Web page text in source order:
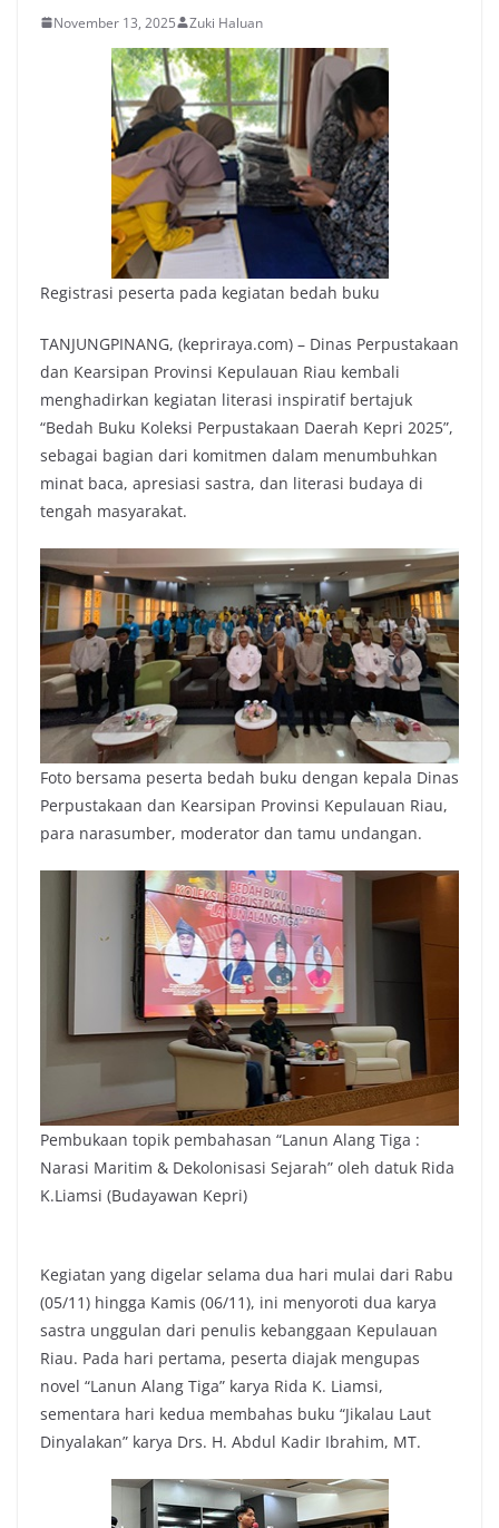
November 13, 2025 Zuki Haluan
Registrasi peserta pada kegiatan bedah buku
TANJUNGPINANG, (kepriraya.com) – Dinas Perpustakaan
dan Kearsipan Provinsi Kepulauan Riau kembali
menghadirkan kegiatan literasi inspiratif bertajuk
“Bedah Buku Koleksi Perpustakaan Daerah Kepri 2025”,
sebagai bagian dari komitmen dalam menumbuhkan
minat baca, apresiasi sastra, dan literasi budaya di
tengah masyarakat.
Foto bersama peserta bedah buku dengan kepala Dinas
Perpustakaan dan Kearsipan Provinsi Kepulauan Riau,
para narasumber, moderator dan tamu undangan.
Pembukaan topik pembahasan “Lanun Alang Tiga :
Narasi Maritim & Dekolonisasi Sejarah” oleh datuk Rida
K.Liamsi (Budayawan Kepri)
Kegiatan yang digelar selama dua hari mulai dari Rabu
(05/11) hingga Kamis (06/11), ini menyoroti dua karya
sastra unggulan dari penulis kebanggaan Kepulauan
Riau. Pada hari pertama, peserta diajak mengupas
novel “Lanun Alang Tiga” karya Rida K. Liamsi,
sementara hari kedua membahas buku “Jikalau Laut
Dinyalakan” karya Drs. H. Abdul Kadir Ibrahim, MT.